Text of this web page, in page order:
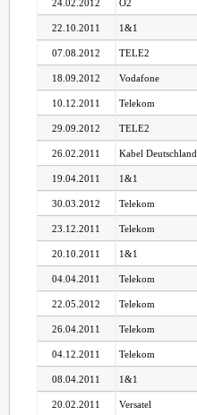
24.02.2012 O2
22.10.2011 1&1
07.08.2012 TELE2
18.09.2012 Vodafone
10.12.2011 Telekom
29.09.2012 TELE2
26.02.2011 Kabel Deutschland
19.04.2011 1&1
30.03.2012 Telekom
23.12.2011 Telekom
20.10.2011 1&1
04.04.2011 Telekom
22.05.2012 Telekom
26.04.2011 Telekom
04.12.2011 Telekom
08.04.2011 1&1
20.02.2011 Versatel